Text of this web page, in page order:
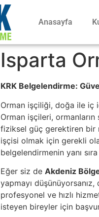
Anasayfa
Isparta
KRK Belgelendirme:
Orman işçiliği, doğa ile iç
Orman işçileri,
fiziksel güç gerektiren bir
işçisi olmak için gerekli
belgelendirmenin yanı
Eğer siz de Akdeniz
yapmayı
profesyonel ve hızlı
isteyen bireyler için